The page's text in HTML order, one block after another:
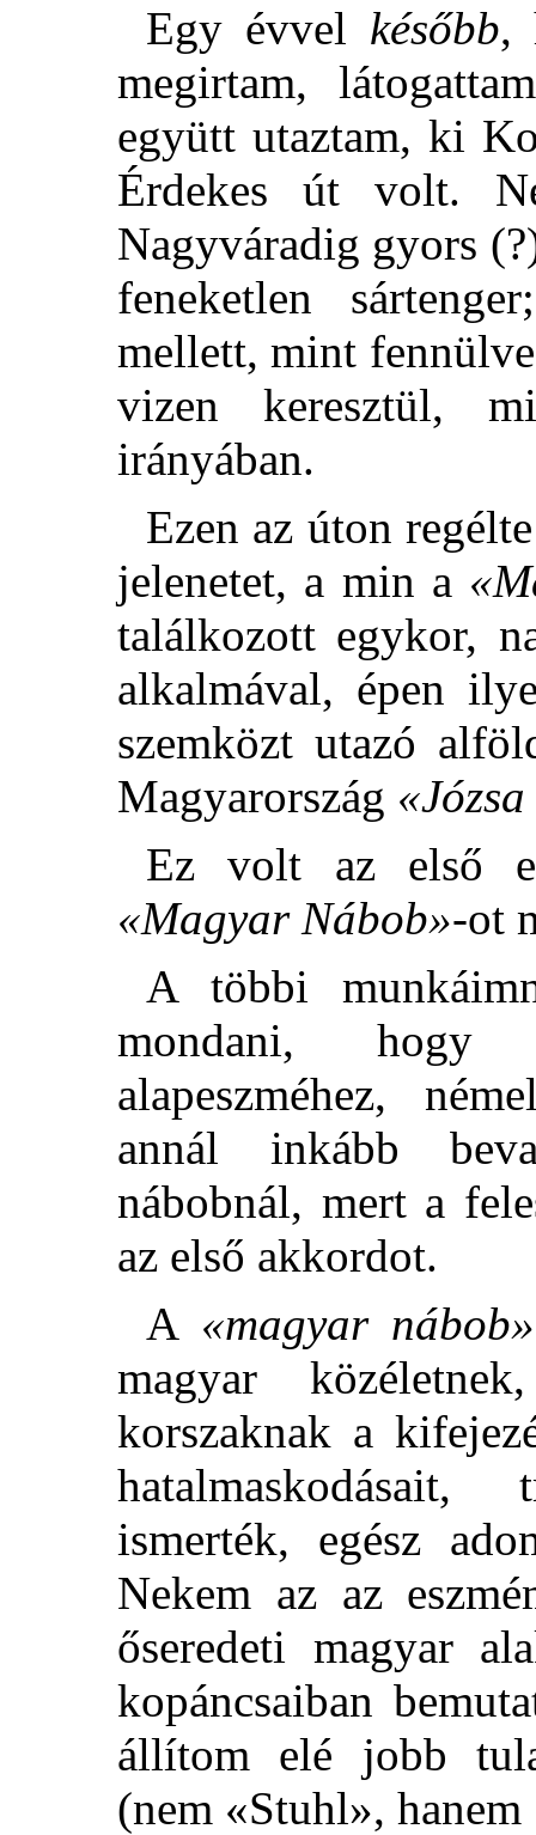
Egy évvel később,
megirtam,
együtt utaztam, ki
Érdekes út volt.
Nagyváradig gyors
feneketlen
mellett, mint
vizen keresztül,
irányában.
Ezen az úton
jelenetet, a min a
találkozott egykor,
alkalmával, épen
szemközt utazó
Magyarország
Ez volt az első
«Magyar Nábob»-ot
A többi
mondani,
alapeszméhez,
annál inkább
nábobnál, mert a
az első akkordot.
A «magyar nábob»
magyar
korszaknak a
ismerték, egész
Nekem az az
őseredeti magyar
kopáncsaiban
állítom elé jobb
(nem «Stuhl»,